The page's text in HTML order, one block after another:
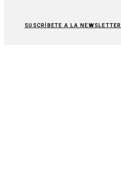
SUSCRÍBETE A LA NEWSLETTER